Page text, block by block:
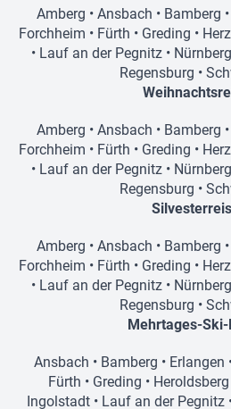
Amberg • Ansbach • Bamberg •
Forchheim • Fürth • Greding •
• Lauf an der Pegnitz• Nürnberg
Regensburg •
Amberg • Ansbach • Bamberg •
Forchheim • Fürth • Greding •
• Lauf an der Pegnitz• Nürnberg
Regensburg •
Amberg • Ansbach • Bamberg •
Forchheim • Fürth • Greding •
• Lauf an der Pegnitz• Nürnberg
Regensburg •
Mehrtages-Ski-
Ansbach • Bamberg • Erlangen
Fürth • Greding • Heroldsberg
Ingolstadt • Lauf an der Pegnitz